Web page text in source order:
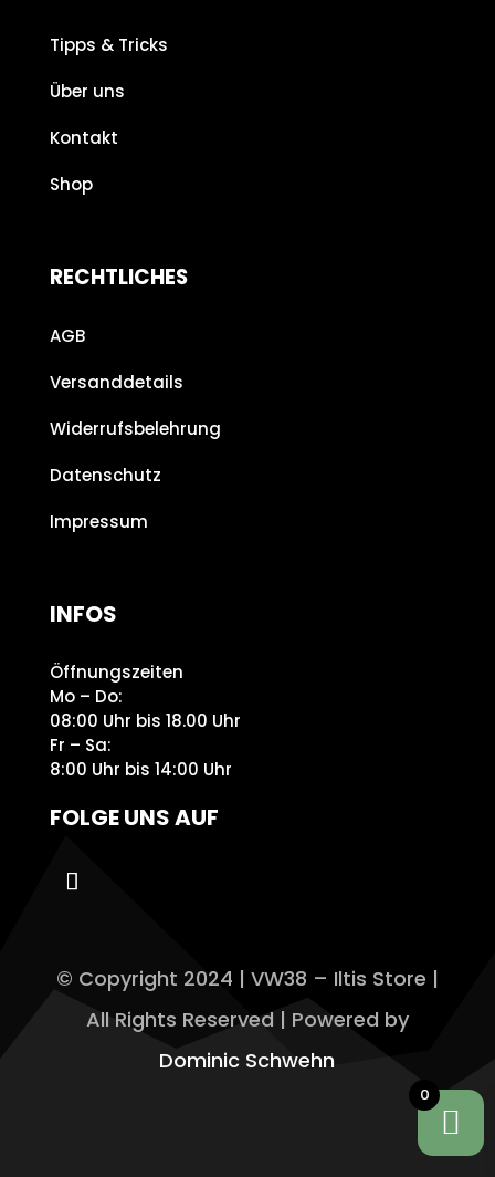
Tipps & Tricks
Über uns
Kontakt
Shop
RECHTLICHES
AGB
Versanddetails
Widerrufsbelehrung
Datenschutz
Impressum
INFOS
Öffnungszeiten
Mo – Do:
08:00 Uhr bis 18.00 Uhr
Fr – Sa:
8:00 Uhr bis 14:00 Uhr
FOLGE UNS AUF
© Copyright 2024 | VW38 – Iltis Store |
All Rights Reserved | Powered by
Dominic Schwehn
0